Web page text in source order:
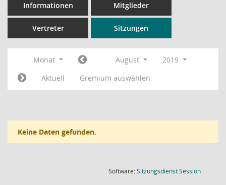
Informationen Mitglieder
Vertreter Sitzungen
Monat August
2019
Aktuell
Gremium auswählen
Keine Daten gefunden.
Software:SitzungsdienstSession(Wird in